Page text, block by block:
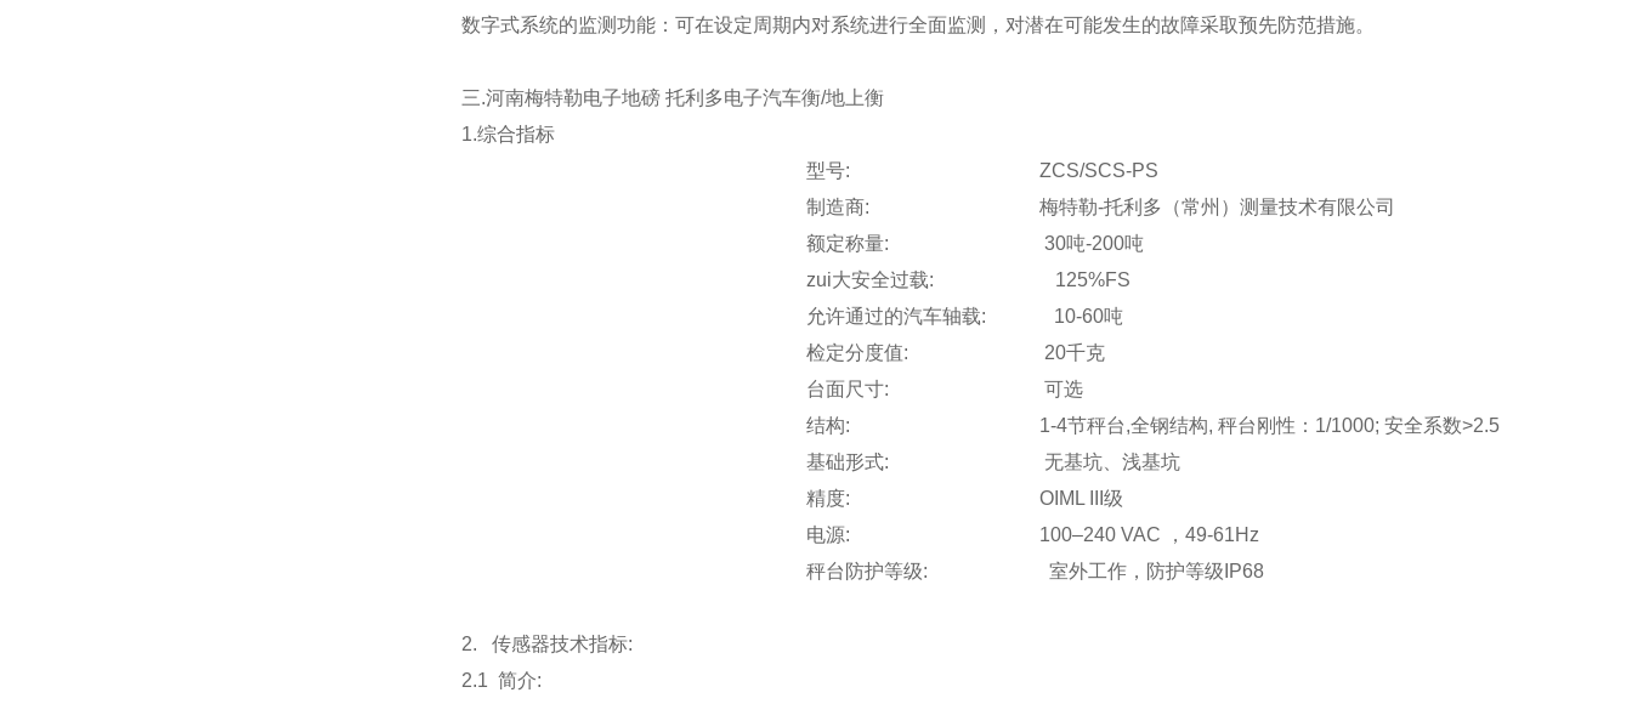
数字式系统的监测功能：可在设定周期内对系统进行全面监测，对潜在可能发生的故障采取预先防范措施。
三.河南梅特勒电子地磅 托利多电子汽车衡/地上衡
1.综合指标
型号: ZCS/SCS-PS
制造商: 梅特勒-托利多（常州）测量技术有限公司
额定称量: 30吨-200吨
zui大安全过载: 125%FS
允许通过的汽车轴载: 10-60吨
检定分度值: 20千克
台面尺寸: 可选
结构: 1-4节秤台,全钢结构, 秤台刚性：1/1000; 安全系数>2.5
基础形式: 无基坑、浅基坑
精度: OIML III级
电源: 100–240 VAC ，49-61Hz
秤台防护等级: 室外工作，防护等级IP68
2. 传感器技术指标:
2.1 简介: